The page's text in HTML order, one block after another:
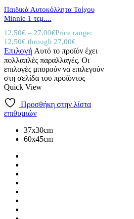
Παιδικά Αυτοκόλλητα Τοίχου
Minnie 1 τεμ....
12,50€ – 27,00€Price range:
12,50€ through 27,00€
Επιλογή Αυτό το προϊόν έχει
πολλαπλές παραλλαγές. Οι
επιλογές μπορούν να επιλεγούν
στη σελίδα του προϊόντος
Quick View
Προσθήκη στην λίστα
επιθυμιών
37x30cm
60x45cm